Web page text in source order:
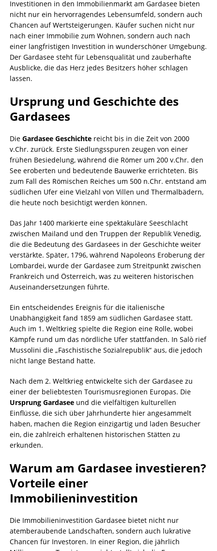
Investitionen in den Immobilienmarkt am Gardasee bieten
nicht nur ein hervorragendes Lebensumfeld, sondern auch
Chancen auf Wertsteigerungen. Käufer suchen nicht nur
nach einer Immobilie zum Wohnen, sondern auch nach
einer langfristigen Investition in wunderschöner Umgebung.
Der Gardasee steht für Lebensqualität und zauberhafte
Ausblicke, die das Herz jedes Besitzers höher schlagen
lassen.
Ursprung und Geschichte des
Gardasees
Die Gardasee Geschichte reicht bis in die Zeit von 2000
v.Chr. zurück. Erste Siedlungsspuren zeugen von einer
frühen Besiedelung, während die Römer um 200 v.Chr. den
See eroberten und bedeutende Bauwerke errichteten. Bis
zum Fall des Römischen Reiches um 500 n.Chr. entstand am
südlichen Ufer eine Vielzahl von Villen und Thermalbädern,
die heute noch besichtigt werden können.
Das Jahr 1400 markierte eine spektakuläre Seeschlacht
zwischen Mailand und den Truppen der Republik Venedig,
die die Bedeutung des Gardasees in der Geschichte weiter
verstärkte. Später, 1796, während Napoleons Eroberung der
Lombardei, wurde der Gardasee zum Streitpunkt zwischen
Frankreich und Österreich, was zu weiteren historischen
Auseinandersetzungen führte.
Ein entscheidendes Ereignis für die italienische
Unabhängigkeit fand 1859 am südlichen Gardasee statt.
Auch im 1. Weltkrieg spielte die Region eine Rolle, wobei
Kämpfe rund um das nördliche Ufer stattfanden. In Salò rief
Mussolini die „Faschistische Sozialrepublik“ aus, die jedoch
nicht lange Bestand hatte.
Nach dem 2. Weltkrieg entwickelte sich der Gardasee zu
einer der beliebtesten Tourismusregionen Europas. Die
Ursprung Gardasee und die vielfältigen kulturellen
Einflüsse, die sich über Jahrhunderte hier angesammelt
haben, machen die Region einzigartig und laden Besucher
ein, die zahlreich erhaltenen historischen Stätten zu
erkunden.
Warum am Gardasee investieren?
Vorteile einer
Immobilieninvestition
Die Immobilieninvestition Gardasee bietet nicht nur
atemberaubende Landschaften, sondern auch lukrative
Chancen für Investoren. In einer Region, die jährlich